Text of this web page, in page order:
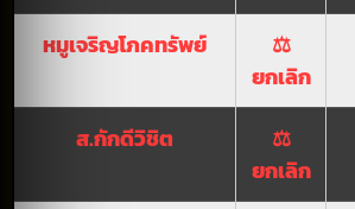
หมูเจริญโภคทรัพย์
⚖️
ยกเลิก
ส.กักดีวิชิต
⚖️
ยกเลิก